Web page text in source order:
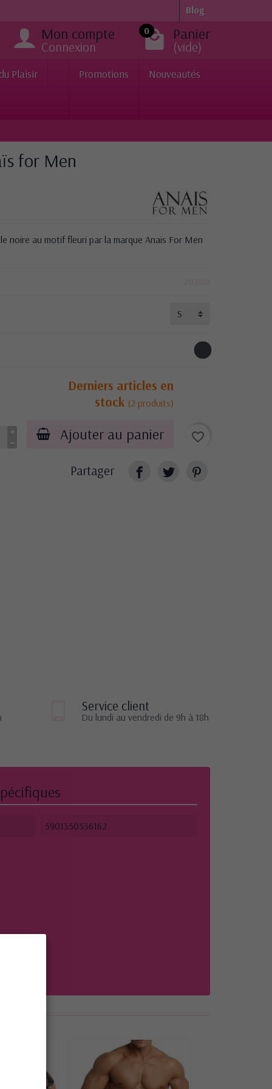
Blog
Mon compte
Connexion
0 Panier
(vide)
Plaisir Promotions Nouveautés
for Men
noire au motif fleuri par la marque Anaïs For Men
Derniers articles en
stock (2 produits)
Ajouter au panier favorite_border
Partager
Service client
Du lundi au vendredi de 9h à 18h
5901350536162
: